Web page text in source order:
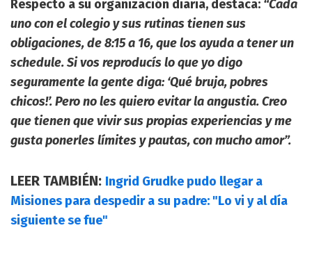
Respecto a su organización diaria, destaca: “Cada
uno con el colegio y sus rutinas tienen sus
obligaciones, de 8:15 a 16, que los ayuda a tener un
schedule. Si vos reproducís lo que yo digo
seguramente la gente diga: ‘Qué bruja, pobres
chicos!’. Pero no les quiero evitar la angustia. Creo
que tienen que vivir sus propias experiencias y me
gusta ponerles límites y pautas, con mucho amor”.
LEER TAMBIÉN: Ingrid Grudke pudo llegar a
Misiones para despedir a su padre: "Lo vi y al día
siguiente se fue"